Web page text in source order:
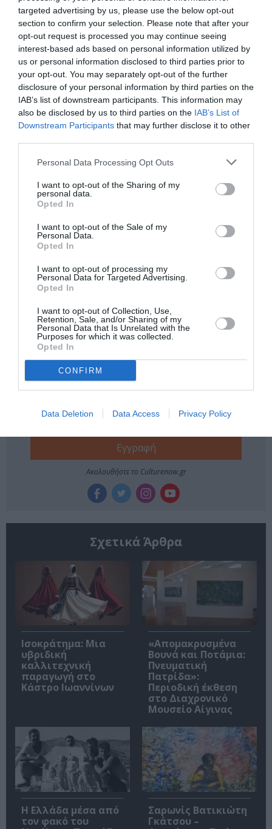
targeted advertising by us, please use the below opt-out
section to confirm your selection. Please note that after your
opt-out request is processed you may continue seeing
interest-based ads based on personal information utilized by
us or personal information disclosed to third parties prior to
your opt-out. You may separately opt-out of the further
disclosure of your personal information by third parties on the
IAB’s list of downstream participants. This information may
also be disclosed by us to third parties on the IAB’s List of
Downstream Participants that may further disclose it to other
Personal Data Processing Opt Outs
I want to opt-out of the Sharing of my
personal data.
Opted In
I want to opt-out of the Sale of my
Personal Data.
Opted In
I want to opt-out of processing my
Personal Data for Targeted Advertising.
Opted In
I want to opt-out of Collection, Use,
Retention, Sale, and/or Sharing of my
Personal Data that Is Unrelated with the
Purposes for which it was collected.
Opted In
CONFIRM
Data Deletion Data Access Privacy Policy
Τοποθεσία:
Αστρολάβος Δεξαμενή, Ξανθίππου 11, Κολωνάκι
Αστρολάβος – Δεξαμενή
Πληροφορίες / Κρατήσεις:
Τηλ.: 2107294342, 3 |astrolavos.gr
Ακολουθήστε το Culturenow.gr στοGoogle Newsκαι
μάθετε πρώτοι όλες τις ειδήσεις
Δείτε όλα τατελευταία νέαγια την Τέχνη και τον
Πολιτισμό στοCulturenow.gr
Νέοι Διαγωνισμοί❯
Tags
ΓΚΑΛΕΡΙ ΤΕΧΝΗΣ - ΑΙΘΟΥΣΕΣ ΤΕΧΝΗΣ
ΓΛΥΠΤΙΚΗ - ΧΑΡΑΚΤΙΚΗ
ΔΩΡΕΑΝ ΕΚΔΗΛΩΣΕΙΣ
ΕΙΚΑΣΤΙΚΕΣ ΕΚΘΕΣΕΙΣ
Newsletter
Κάθε βδομάδα στο e-mail σας τα τελευταία νέα για
την Τέχνη και τον Πολιτισμό!
Ακολουθήστε το Culturenow.gr
Σχετικά Άρθρα
Ισοκράτημα: Μια
υβριδική
καλλιτεχνική
παραγωγή στο
Κάστρο Ιωαννίνων
«Απομακρυσμένα
Βουνά και Ποτάμια:
Πνευματική
Πατρίδα»:
Περιοδική έκθεση
στο Διαχρονικό
Μουσείο Αίγινας
Η Ελλάδα μέσα από
τον φακό του
Σαρωνίς Βατικιώτη
Γκάτσου –